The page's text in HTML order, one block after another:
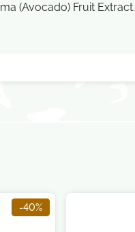
(Avocado) Fruit Extract.
-40%